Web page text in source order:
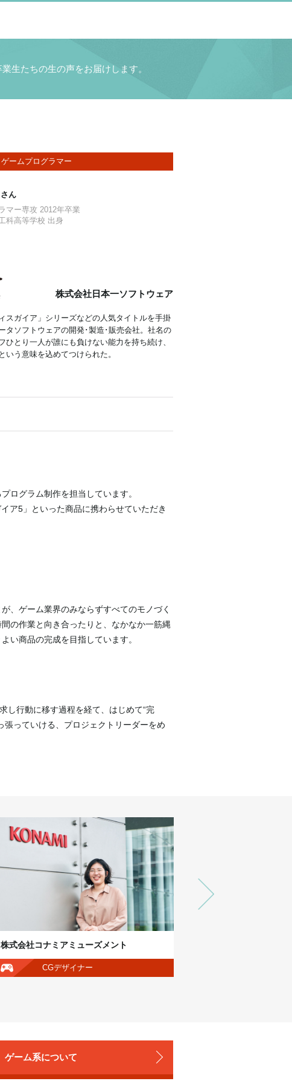
業生たちの生の声をお届けします。
ゲームプログラマー
さん
マー専攻 2012年卒業
科高等学校 出身
株式会社日本一ソフトウェア
スガイア」シリーズなどの人気タイトルを手掛
タソフトウェアの開発･製造･販売会社。社名の
ひとり一人が誰にも負けない能力を持ち続け、
いう意味を込めてつけられた。
ログラム制作を担当しています。
ア5」といった商品に携わらせていただき
、ゲーム業界のみならずすべてのモノづく
の作業と向き合ったりと、なかなか一筋縄
い商品の完成を目指しています。
し行動に移す過程を経て、はじめて“完
っていける、プロジェクトリーダーをめ
株式会社コナミアミューズメント
CGデザイナー
ゲーム系について